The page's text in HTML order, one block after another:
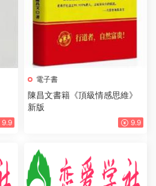
9.9
電子書
陳昌文書籍《頂級情感思維》
新版
9.9